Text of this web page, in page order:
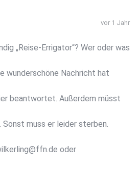
vor 1 Jahr
„Reise-Errigator“? Wer oder was
wunderschöne Nachricht hat
beantwortet. Außerdem müsst
Sonst muss er leider sterben.
oder